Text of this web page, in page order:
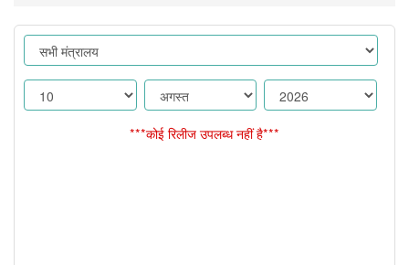
***कोई रिलीज उपलब्ध नहीं है***